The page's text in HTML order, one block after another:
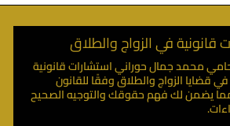
قانونية في الزواج والطلاق
محمد جمال حوراني استشارات قانونية
قضايا الزواج والطلاق وفقًا للقانون
يضمن لك فهم حقوقك والتوجيه الصحيح